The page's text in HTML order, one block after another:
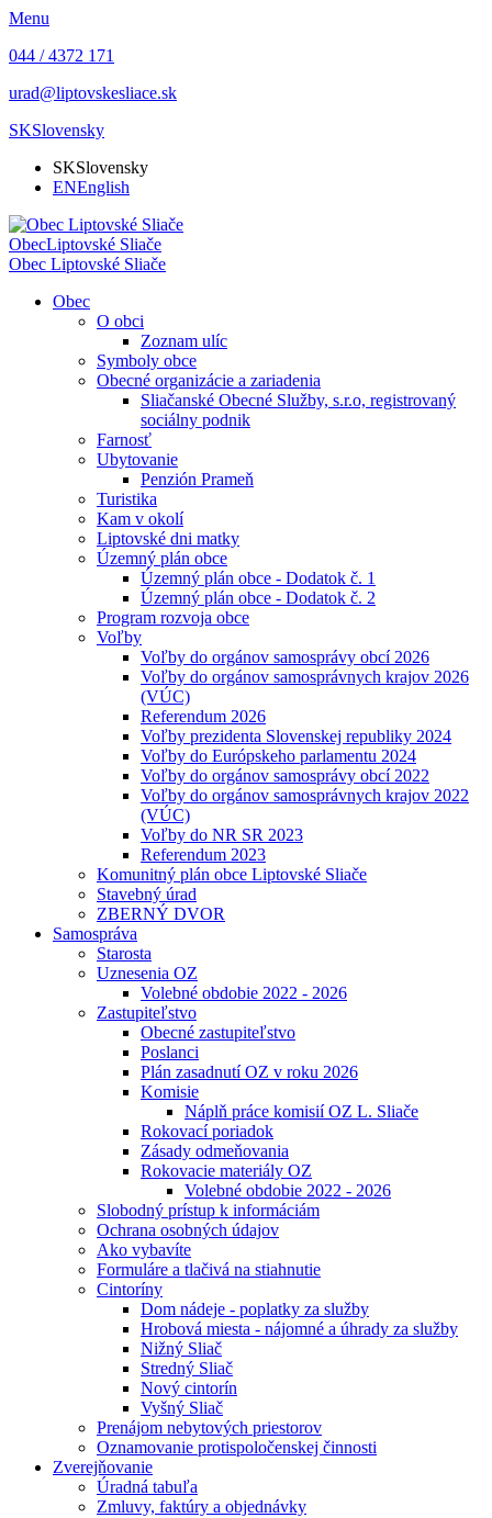
Menu
044 / 4372 171
urad@liptovskesliace.sk
SKSlovensky
SKSlovensky
ENEnglish
ObecLiptovské Sliače
Obec Liptovské Sliače
Obec
O obci
Zoznam ulíc
Symboly obce
Obecné organizácie a zariadenia
Sliačanské Obecné Služby, s.r.o, registrovaný
sociálny podnik
Farnosť
Ubytovanie
Penzión Prameň
Turistika
Kam v okolí
Liptovské dni matky
Územný plán obce
Územný plán obce - Dodatok č. 1
Územný plán obce - Dodatok č. 2
Program rozvoja obce
Voľby
Voľby do orgánov samosprávy obcí 2026
Voľby do orgánov samosprávnych krajov 2026
(VÚC)
Referendum 2026
Voľby prezidenta Slovenskej republiky 2024
Voľby do Európskeho parlamentu 2024
Voľby do orgánov samosprávy obcí 2022
Voľby do orgánov samosprávnych krajov 2022
(VÚC)
Voľby do NR SR 2023
Referendum 2023
Komunitný plán obce Liptovské Sliače
Stavebný úrad
ZBERNÝ DVOR
Samospráva
Starosta
Uznesenia OZ
Volebné obdobie 2022 - 2026
Zastupiteľstvo
Obecné zastupiteľstvo
Poslanci
Plán zasadnutí OZ v roku 2026
Komisie
Náplň práce komisií OZ L. Sliače
Rokovací poriadok
Zásady odmeňovania
Rokovacie materiály OZ
Volebné obdobie 2022 - 2026
Slobodný prístup k informáciám
Ochrana osobných údajov
Ako vybavíte
Formuláre a tlačivá na stiahnutie
Cintoríny
Dom nádeje - poplatky za služby
Hrobová miesta - nájomné a úhrady za služby
Nižný Sliač
Stredný Sliač
Nový cintorín
Vyšný Sliač
Prenájom nebytových priestorov
Oznamovanie protispoločenskej činnosti
Zverejňovanie
Úradná tabuľa
Zmluvy, faktúry a objednávky